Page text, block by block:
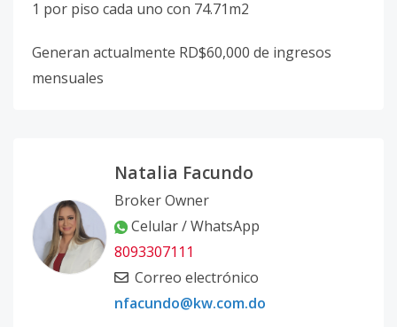
1 por piso cada uno con 74.71m2
Generan actualmente RD$60,000 de ingresos
mensuales
Natalia Facundo
Broker Owner
Celular / WhatsApp
8093307111
Correo electrónico
nfacundo@kw.com.do